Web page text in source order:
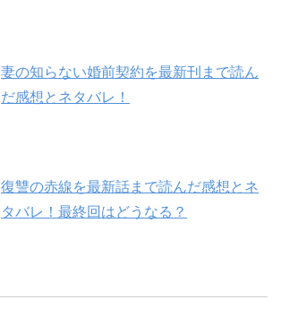
妻の知らない婚前契約を最新刊まで読ん
だ感想とネタバレ！
復讐の赤線を最新話まで読んだ感想とネ
タバレ！最終回はどうなる？